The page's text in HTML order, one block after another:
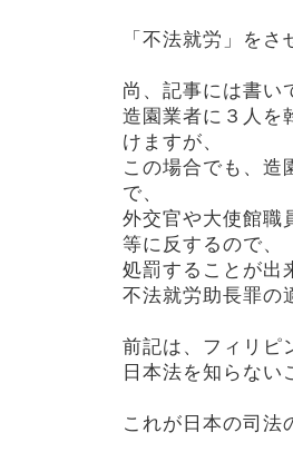
「不法就労」を
尚、記事には書い
造園業者に３人を
けますが、
この場合でも、造
で、
外交官や大使館職
等に反するので、
処罰することが出
不法就労助長罪の
前記は、フィリピ
日本法を知らない
これが日本の司法